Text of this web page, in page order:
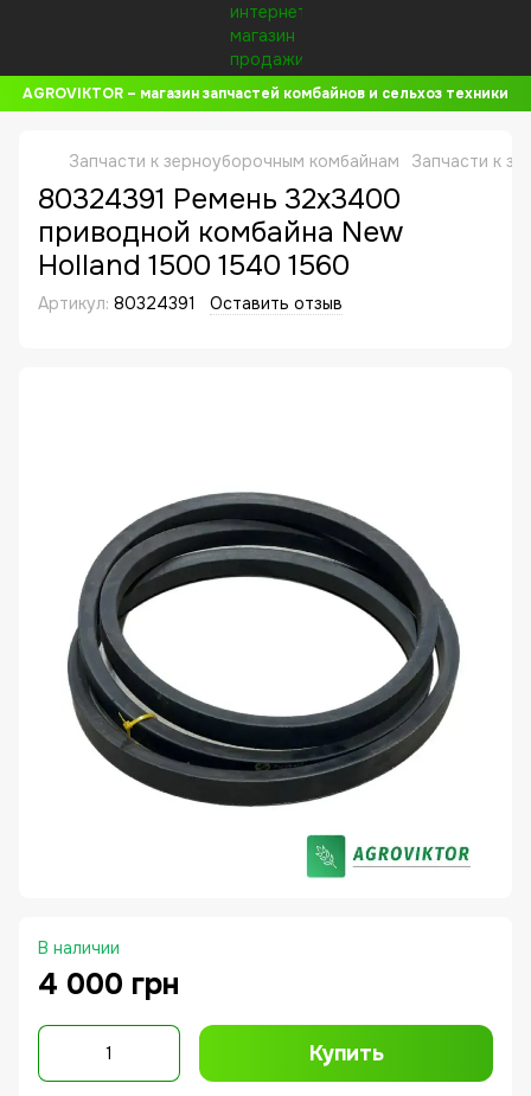
AGROVIKTOR – магазин запчастей комбайнов и сельхоз техники
Запчасти к зерноуборочным комбайнам Запчасти к
80324391 Ремень 32x3400
приводной комбайна New
Holland 1500 1540 1560
Артикул: 80324391 Оставить отзыв
В наличии
4 000 грн
Купить